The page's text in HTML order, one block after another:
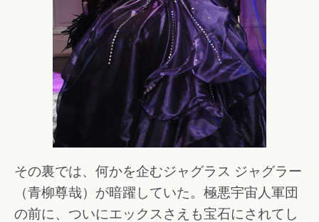
その裏では、何かを企むジャグラス ジャグラー
（青柳尊哉）が暗躍していた。極悪宇宙人軍団
の前に、ついにエックスさえも宝石にされてし